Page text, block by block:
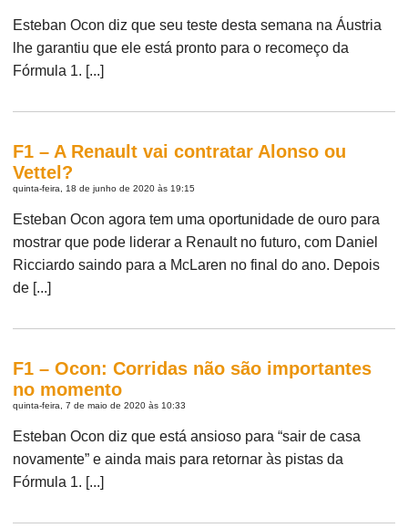
Esteban Ocon diz que seu teste desta semana na Áustria
lhe garantiu que ele está pronto para o recomeço da
Fórmula 1. [...]
F1 – A Renault vai contratar Alonso ou
Vettel?
quinta-feira, 18 de junho de 2020 às 19:15
Esteban Ocon agora tem uma oportunidade de ouro para
mostrar que pode liderar a Renault no futuro, com Daniel
Ricciardo saindo para a McLaren no final do ano. Depois
de [...]
F1 – Ocon: Corridas não são importantes
no momento
quinta-feira, 7 de maio de 2020 às 10:33
Esteban Ocon diz que está ansioso para “sair de casa
novamente” e ainda mais para retornar às pistas da
Fórmula 1. [...]